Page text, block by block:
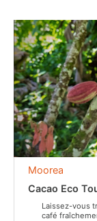
Moorea
Cacao Eco
Laissez-vous
café